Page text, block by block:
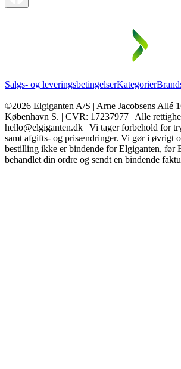
Salgs- og leveringsbetingelserKategorier
©2026 Elgiganten A/S | Arne Jacobsens Allé
København S. | CVR: 17237977 | Alle
hello@elgiganten.dk | Vi tager forbehold for
samt afgifts- og prisændringer. Vi gør i øvrigt
bestilling ikke er bindende for Elgiganten, før
behandlet din ordre og sendt en bindende